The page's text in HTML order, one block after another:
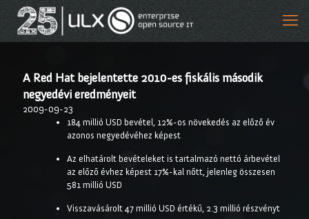
A Red Hat bejelentette 2010-es fiskális második
negyedévi eredményeit
2009-09-23
184 millió USD bevétel, 12%-os növekedés az előző év
azonos negyedévéhez képest
Az elhatárolt bevételeket is tartalmazó nettó árbevétel
az előző évhez képest 17%-kal nőtt, jelenleg összesen
581 millió USD
Visszavásárolt 47 millió USD értékű, 2.3 millió részvényt